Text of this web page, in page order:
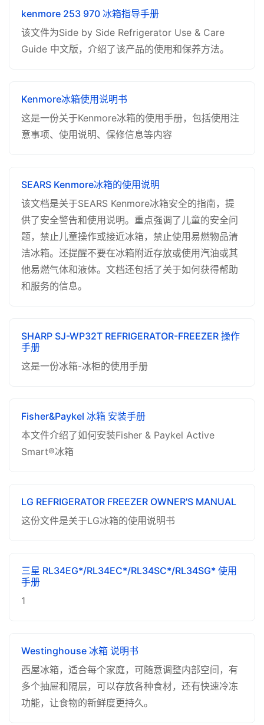
kenmore 253 970 冰箱指导手册
该文件为Side by Side Refrigerator Use & Care
Guide 中文版，介绍了该产品的使用和保养方法。
Kenmore冰箱使用说明书
这是一份关于Kenmore冰箱的使用手册，包括使用注
意事项、使用说明、保修信息等内容
SEARS Kenmore冰箱的使用说明
该文档是关于SEARS Kenmore冰箱安全的指南，提
供了安全警告和使用说明。重点强调了儿童的安全问
题，禁止儿童操作或接近冰箱，禁止使用易燃物品清
洁冰箱。还提醒不要在冰箱附近存放或使用汽油或其
他易燃气体和液体。文档还包括了关于如何获得帮助
和服务的信息。
SHARP SJ-WP32T REFRIGERATOR-FREEZER 操作
手册
这是一份冰箱-冰柜的使用手册
Fisher&Paykel 冰箱 安装手册
本文件介绍了如何安装Fisher & Paykel Active
Smart®冰箱
LG REFRIGERATOR FREEZER OWNER'S MANUAL
这份文件是关于LG冰箱的使用说明书
三星 RL34EG*/RL34EC*/RL34SC*/RL34SG* 使用
手册
1
Westinghouse 冰箱 说明书
西屋冰箱，适合每个家庭，可随意调整内部空间，有
多个抽屉和隔层，可以存放各种食材，还有快速冷冻
功能，让食物的新鲜度更持久。